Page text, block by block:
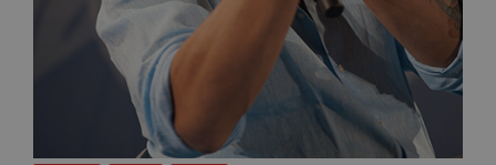
Fondazione Trame
Chi Siamo
Civico Trame
#Trameascuola
Visioni Civiche